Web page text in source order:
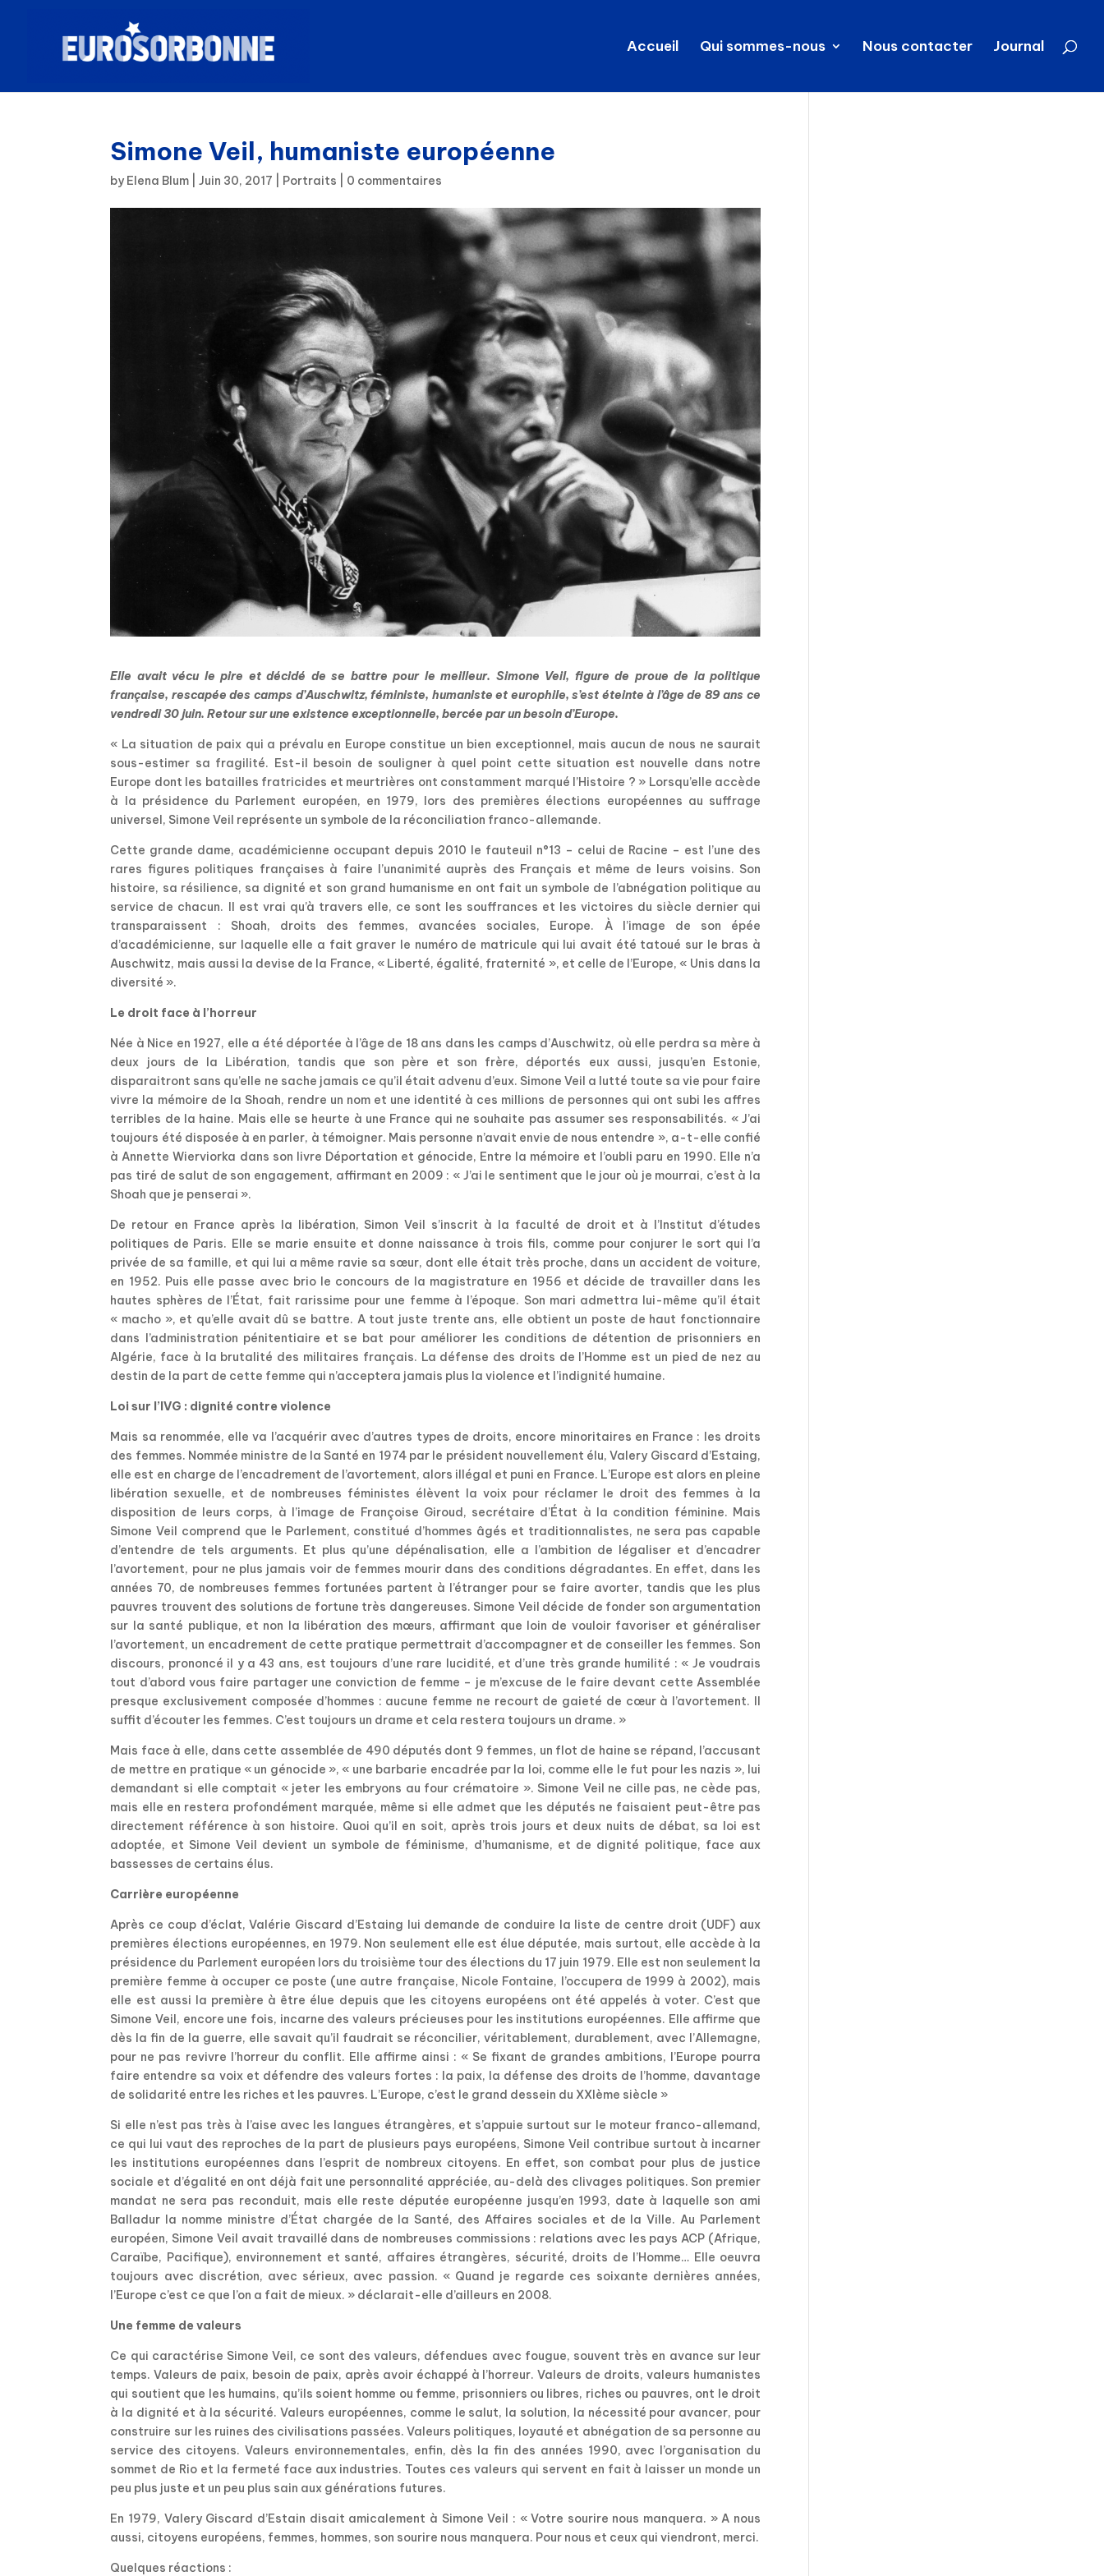
Accueil Qui sommes-nous Nous contacter Journal
Simone Veil, humaniste européenne
by Elena Blum |Juin 30, 2017 Portraits 0 commentaires
Elle avait vécu le pire et décidé de se battre pour le meilleur. Simone Veil, figure de proue de la politique
française, rescapée des camps d’Auschwitz, féministe, humaniste et europhile, s’est éteinte à l’âge de 89 ans ce
vendredi 30 juin. Retour sur une existence exceptionnelle, bercée par un besoin d’Europe.
« La situation de paix qui a prévalu en Europe constitue un bien exceptionnel, mais aucun de nous ne saurait
sous-estimer sa fragilité. Est-il besoin de souligner à quel point cette situation est nouvelle dans notre
Europe dont les batailles fratricides et meurtrières ont constamment marqué l’Histoire ? » Lorsqu’elle accède
à la présidence du Parlement européen, en 1979, lors des premières élections européennes au suffrage
universel, Simone Veil représente un symbole de la réconciliation franco-allemande.
Cette grande dame, académicienne occupant depuis 2010 le fauteuil n°13 – celui de Racine – est l’une des
rares figures politiques françaises à faire l’unanimité auprès des Français et même de leurs voisins. Son
histoire, sa résilience, sa dignité et son grand humanisme en ont fait un symbole de l’abnégation politique au
service de chacun. Il est vrai qu’à travers elle, ce sont les souffrances et les victoires du siècle dernier qui
transparaissent : Shoah, droits des femmes, avancées sociales, Europe. À l’image de son épée
d’académicienne, sur laquelle elle a fait graver le numéro de matricule qui lui avait été tatoué sur le bras à
Auschwitz, mais aussi la devise de la France, « Liberté, égalité, fraternité », et celle de l’Europe, « Unis dans la
diversité ».
Le droit face à l’horreur
Née à Nice en 1927, elle a été déportée à l’âge de 18 ans dans les camps d’Auschwitz, où elle perdra sa mère à
deux jours de la Libération, tandis que son père et son frère, déportés eux aussi, jusqu’en Estonie,
disparaitront sans qu’elle ne sache jamais ce qu’il était advenu d’eux. Simone Veil a lutté toute sa vie pour faire
vivre la mémoire de la Shoah, rendre un nom et une identité à ces millions de personnes qui ont subi les affres
terribles de la haine. Mais elle se heurte à une France qui ne souhaite pas assumer ses responsabilités. « J’ai
toujours été disposée à en parler, à témoigner. Mais personne n’avait envie de nous entendre », a-t-elle confié
à Annette Wierviorka dans son livre Déportation et génocide, Entre la mémoire et l’oubli paru en 1990. Elle n’a
pas tiré de salut de son engagement, affirmant en 2009 : « J’ai le sentiment que le jour où je mourrai, c’est à la
Shoah que je penserai ».
De retour en France après la libération, Simon Veil s’inscrit à la faculté de droit et à l’Institut d’études
politiques de Paris. Elle se marie ensuite et donne naissance à trois fils, comme pour conjurer le sort qui l’a
privée de sa famille, et qui lui a même ravie sa sœur, dont elle était très proche, dans un accident de voiture,
en 1952. Puis elle passe avec brio le concours de la magistrature en 1956 et décide de travailler dans les
hautes sphères de l’État, fait rarissime pour une femme à l’époque. Son mari admettra lui-même qu’il était
« macho », et qu’elle avait dû se battre. A tout juste trente ans, elle obtient un poste de haut fonctionnaire
dans l’administration pénitentiaire et se bat pour améliorer les conditions de détention de prisonniers en
Algérie, face à la brutalité des militaires français. La défense des droits de l’Homme est un pied de nez au
destin de la part de cette femme qui n’acceptera jamais plus la violence et l’indignité humaine.
Loi sur l’IVG : dignité contre violence
Mais sa renommée, elle va l’acquérir avec d’autres types de droits, encore minoritaires en France : les droits
des femmes. Nommée ministre de la Santé en 1974 par le président nouvellement élu, Valery Giscard d’Estaing,
elle est en charge de l’encadrement de l’avortement, alors illégal et puni en France. L’Europe est alors en pleine
libération sexuelle, et de nombreuses féministes élèvent la voix pour réclamer le droit des femmes à la
disposition de leurs corps, à l’image de Françoise Giroud, secrétaire d’État à la condition féminine. Mais
Simone Veil comprend que le Parlement, constitué d’hommes âgés et traditionnalistes, ne sera pas capable
d’entendre de tels arguments. Et plus qu’une dépénalisation, elle a l’ambition de légaliser et d’encadrer
l’avortement, pour ne plus jamais voir de femmes mourir dans des conditions dégradantes. En effet, dans les
années 70, de nombreuses femmes fortunées partent à l’étranger pour se faire avorter, tandis que les plus
pauvres trouvent des solutions de fortune très dangereuses. Simone Veil décide de fonder son argumentation
sur la santé publique, et non la libération des mœurs, affirmant que loin de vouloir favoriser et généraliser
l’avortement, un encadrement de cette pratique permettrait d’accompagner et de conseiller les femmes. Son
discours, prononcé il y a 43 ans, est toujours d’une rare lucidité, et d’une très grande humilité : « Je voudrais
tout d’abord vous faire partager une conviction de femme – je m’excuse de le faire devant cette Assemblée
presque exclusivement composée d’hommes : aucune femme ne recourt de gaieté de cœur à l’avortement. Il
suffit d’écouter les femmes. C’est toujours un drame et cela restera toujours un drame. »
Mais face à elle, dans cette assemblée de 490 députés dont 9 femmes, un flot de haine se répand, l’accusant
de mettre en pratique « un génocide », « une barbarie encadrée par la loi, comme elle le fut pour les nazis », lui
demandant si elle comptait « jeter les embryons au four crématoire ». Simone Veil ne cille pas, ne cède pas,
mais elle en restera profondément marquée, même si elle admet que les députés ne faisaient peut-être pas
directement référence à son histoire. Quoi qu’il en soit, après trois jours et deux nuits de débat, sa loi est
adoptée, et Simone Veil devient un symbole de féminisme, d’humanisme, et de dignité politique, face aux
bassesses de certains élus.
Carrière européenne
Après ce coup d’éclat, Valérie Giscard d’Estaing lui demande de conduire la liste de centre droit (UDF) aux
premières élections européennes, en 1979. Non seulement elle est élue députée, mais surtout, elle accède à la
présidence du Parlement européen lors du troisième tour des élections du 17 juin 1979. Elle est non seulement la
première femme à occuper ce poste (une autre française, Nicole Fontaine, l’occupera de 1999 à 2002), mais
elle est aussi la première à être élue depuis que les citoyens européens ont été appelés à voter. C’est que
Simone Veil, encore une fois, incarne des valeurs précieuses pour les institutions européennes. Elle affirme que
dès la fin de la guerre, elle savait qu’il faudrait se réconcilier, véritablement, durablement, avec l’Allemagne,
pour ne pas revivre l’horreur du conflit. Elle affirme ainsi : « Se fixant de grandes ambitions, l’Europe pourra
faire entendre sa voix et défendre des valeurs fortes : la paix, la défense des droits de l’homme, davantage
de solidarité entre les riches et les pauvres. L’Europe, c’est le grand dessein du XXIème siècle »
Si elle n’est pas très à l’aise avec les langues étrangères, et s’appuie surtout sur le moteur franco-allemand,
ce qui lui vaut des reproches de la part de plusieurs pays européens, Simone Veil contribue surtout à incarner
les institutions européennes dans l’esprit de nombreux citoyens. En effet, son combat pour plus de justice
sociale et d’égalité en ont déjà fait une personnalité appréciée, au-delà des clivages politiques. Son premier
mandat ne sera pas reconduit, mais elle reste députée européenne jusqu’en 1993, date à laquelle son ami
Balladur la nomme ministre d’État chargée de la Santé, des Affaires sociales et de la Ville. Au Parlement
européen, Simone Veil avait travaillé dans de nombreuses commissions : relations avec les pays ACP (Afrique,
Caraïbe, Pacifique), environnement et santé, affaires étrangères, sécurité, droits de l’Homme… Elle oeuvra
toujours avec discrétion, avec sérieux, avec passion. « Quand je regarde ces soixante dernières années,
l’Europe c’est ce que l’on a fait de mieux. » déclarait-elle d’ailleurs en 2008.
Une femme de valeurs
Ce qui caractérise Simone Veil, ce sont des valeurs, défendues avec fougue, souvent très en avance sur leur
temps. Valeurs de paix, besoin de paix, après avoir échappé à l’horreur. Valeurs de droits, valeurs humanistes
qui soutient que les humains, qu’ils soient homme ou femme, prisonniers ou libres, riches ou pauvres, ont le droit
à la dignité et à la sécurité. Valeurs européennes, comme le salut, la solution, la nécessité pour avancer, pour
construire sur les ruines des civilisations passées. Valeurs politiques, loyauté et abnégation de sa personne au
service des citoyens. Valeurs environnementales, enfin, dès la fin des années 1990, avec l’organisation du
sommet de Rio et la fermeté face aux industries. Toutes ces valeurs qui servent en fait à laisser un monde un
peu plus juste et un peu plus sain aux générations futures.
En 1979, Valery Giscard d’Estain disait amicalement à Simone Veil : « Votre sourire nous manquera. » A nous
aussi, citoyens européens, femmes, hommes, son sourire nous manquera. Pour nous et ceux qui viendront, merci.
Quelques réactions :